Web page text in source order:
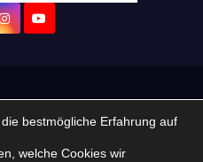
eintragen:
bestmögliche Erfahrung auf
welche Cookies wir